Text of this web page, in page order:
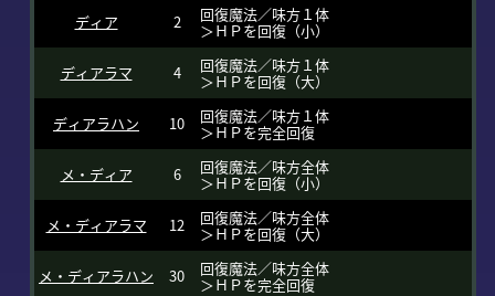
ディア
2 回復魔法／味方１体
＞ＨＰを回復（小）
ディアラマ
4 回復魔法／味方１体
＞ＨＰを回復（大）
ディアラハン
10 回復魔法／味方１体
＞ＨＰを完全回復
メ・ディア
6 回復魔法／味方全体
＞ＨＰを回復（小）
メ・ディアラマ
12 回復魔法／味方全体
＞ＨＰを回復（大）
メ・ディアラハン
30 回復魔法／味方全体
＞ＨＰを完全回復